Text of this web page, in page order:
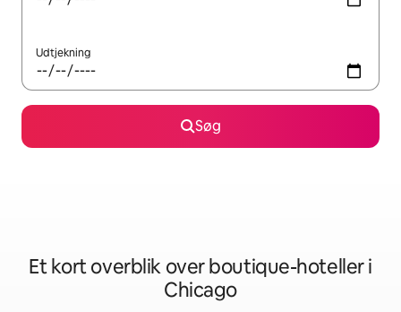
Udtjekning
Søg
Et kort overblik over boutique-hoteller i
Chicago